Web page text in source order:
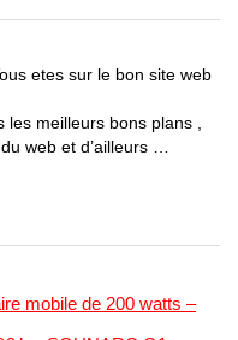
etes sur le bon site web
meilleurs bons plans ,
web et d’ailleurs …
mobile de 200 watts –